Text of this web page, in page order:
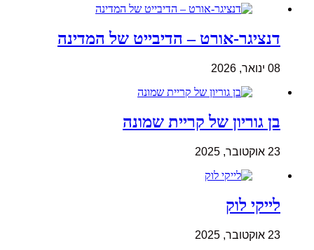
דנציגר-אורט – הדיבייט של המדינה
08 ינואר, 2026
בן גוריון של קריית שמונה
23 אוקטובר, 2025
לייקי לוק
23 אוקטובר, 2025